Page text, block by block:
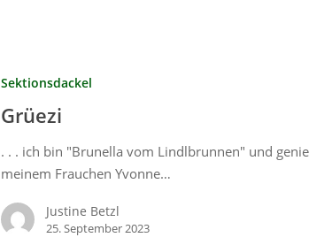
Sektionsdackel
Grüezi
. . . ich bin "Brunella vom Lindlbrunnen" und
meinem Frauchen Yvonne…
Justine Betzl
25. September 2023